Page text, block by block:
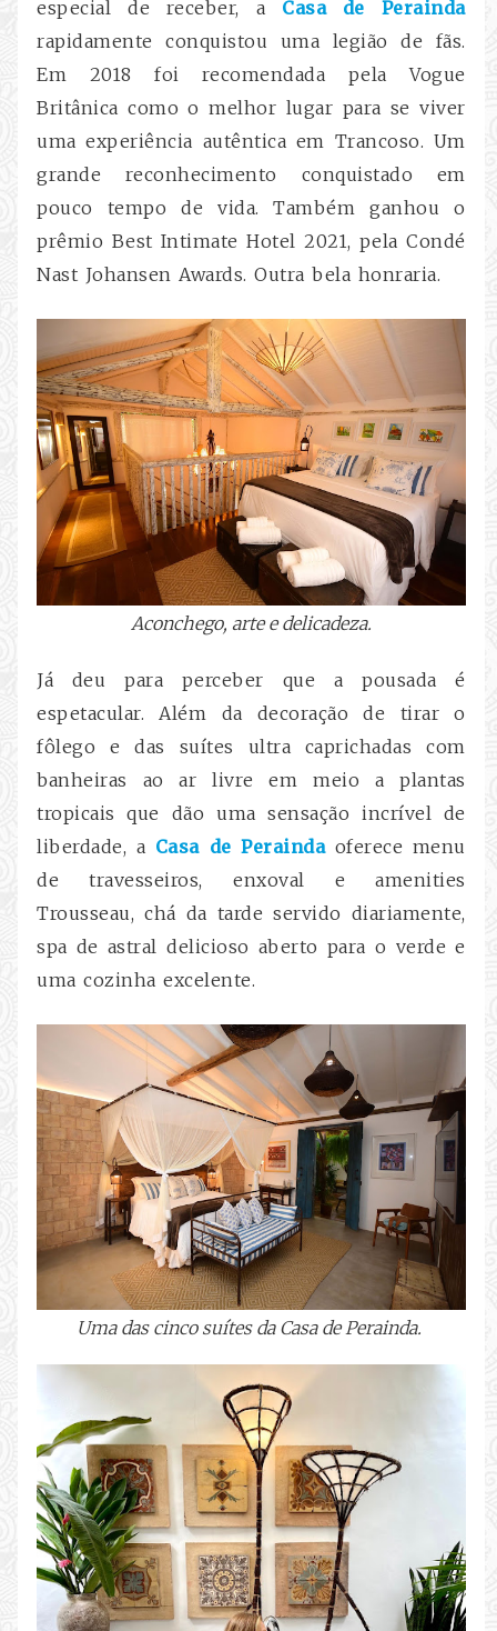
especial de receber, a Casa de Perainda
rapidamente conquistou uma legião de fãs.
Em 2018 foi recomendada pela Vogue
Britânica como o melhor lugar para se viver
uma experiência autêntica em Trancoso. Um
grande reconhecimento conquistado em
pouco tempo de vida. Também ganhou o
prêmio Best Intimate Hotel 2021, pela Condé
Nast Johansen Awards. Outra bela honraria.
Aconchego, arte e delicadeza.
Já deu para perceber que a pousada é
espetacular. Além da decoração de tirar o
fôlego e das suítes ultra caprichadas com
banheiras ao ar livre em meio a plantas
tropicais que dão uma sensação incrível de
liberdade, a Casa de Peraindaoferece menu
de travesseiros, enxoval e amenities
Trousseau, chá da tarde servido diariamente,
spa de astral delicioso aberto para o verde e
uma cozinha excelente.
Uma das cinco suítes da Casa de Perainda.